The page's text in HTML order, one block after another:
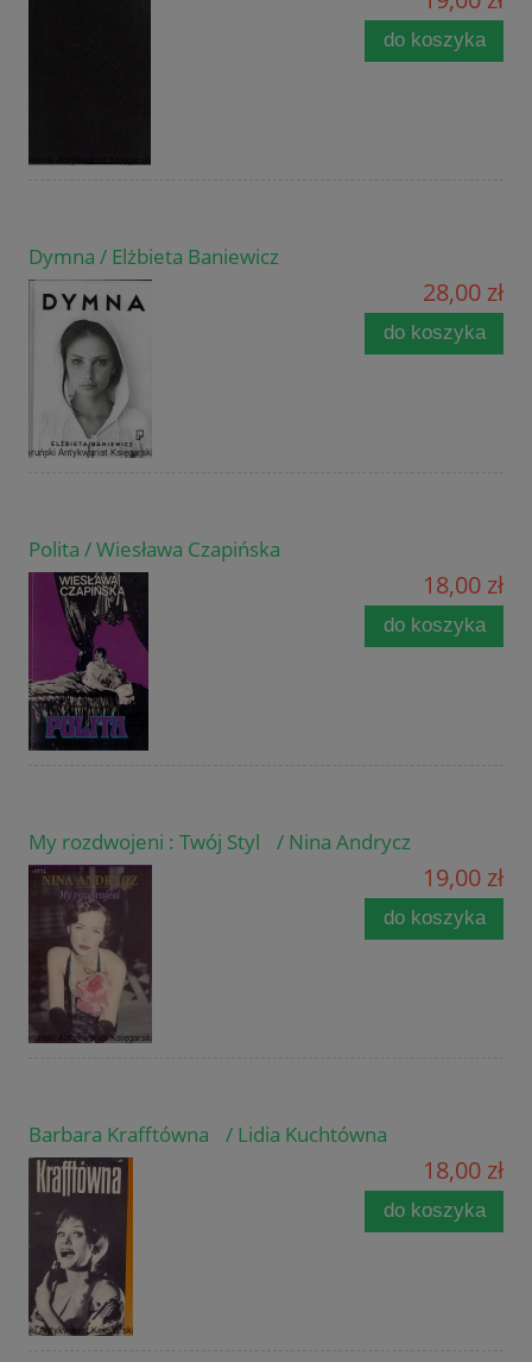
do koszyka
Dymna / Elżbieta Baniewicz
28,00 zł
do koszyka
Polita / Wiesława Czapińska
18,00 zł
do koszyka
My rozdwojeni : Twój Styl / Nina Andrycz
19,00 zł
do koszyka
Barbara Krafftówna / Lidia Kuchtówna
18,00 zł
do koszyka